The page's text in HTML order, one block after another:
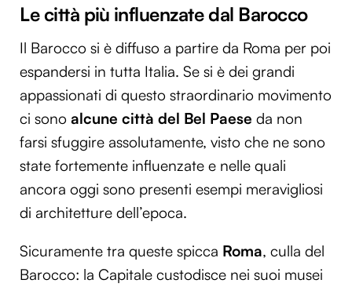
Le città più influenzate dal Barocco
Il Barocco si è diffuso a partire da Roma per poi
espandersi in tutta Italia. Se si è dei grandi
appassionati di questo straordinario movimento
ci sono alcune città del Bel Paese da non
farsi sfuggire assolutamente, visto che ne sono
state fortemente influenzate e nelle quali
ancora oggi sono presenti esempi meravigliosi
di architetture dell’epoca.
Sicuramente tra queste spicca Roma, culla del
Barocco: la Capitale custodisce nei suoi musei